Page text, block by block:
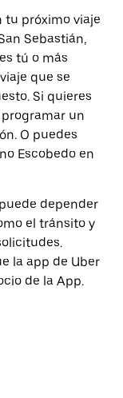
tu próximo viaje
Sebastián,
tú o más
que se
Si quieres
un
O puedes
Escobedo en
depender
el tránsito y
la app de Uber
de la App.